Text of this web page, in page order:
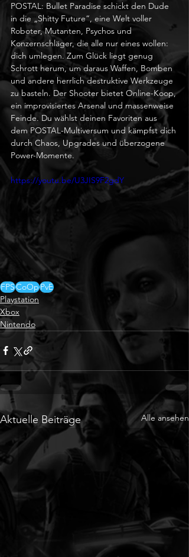
POSTAL: Bullet Paradise schickt den Dude
in die „Shitty Future“, eine Welt voller
Roboter, Mutanten, Psychos und
Konzernschläger, die alle nur eines wollen:
dich umlegen. Zum Glück liegt genug
Schrott herum, um daraus Waffen, Bomben
und andere herrlich destruktive Werkzeuge
zu basteln. Der Shooter bietet Online-Koop,
ein improvisiertes Arsenal und massenweise
Feinde. Du wählst deinen Favoriten aus
dem POSTAL-Multiversum und kämpfst dich
durch Chaos, Upgrades und überzogene
Power-Momente.
https://youtu.be/U3JIS9F2gdY
FPSCoOpPvE
Playstation
Xbox
Nintendo
Aktuelle Beiträge Alle ansehen